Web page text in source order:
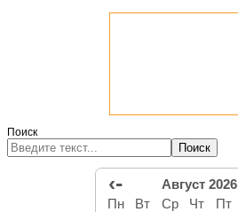
Поиск
Поиск
‹- Август 2026
Пн Вт Ср Чт Пт